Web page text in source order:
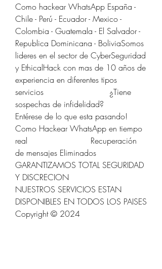
Como hackear WhatsApp España -
Chile - Perú - Ecuador - Mexico -
Colombia - Guatemala - El Salvador -
Republica Dominicana - BoliviaSomos
lideres en el sector de CyberSeguridad
y EthicalHack con mas de 10 años de
experiencia en diferentes tipos
servicios                          ¿Tiene
sospechas de infidelidad?
Entérese de lo que esta pasando!
Como Hackear WhatsApp en tiempo
real                         Recuperación
de mensajes Eliminados
GARANTIZAMOS TOTAL SEGURIDAD
Y DISCRECION
NUESTROS SERVICIOS ESTAN
DISPONIBLES EN TODOS LOS PAISES
Copyright © 2024